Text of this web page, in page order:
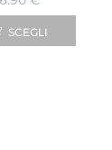
SCEGLI